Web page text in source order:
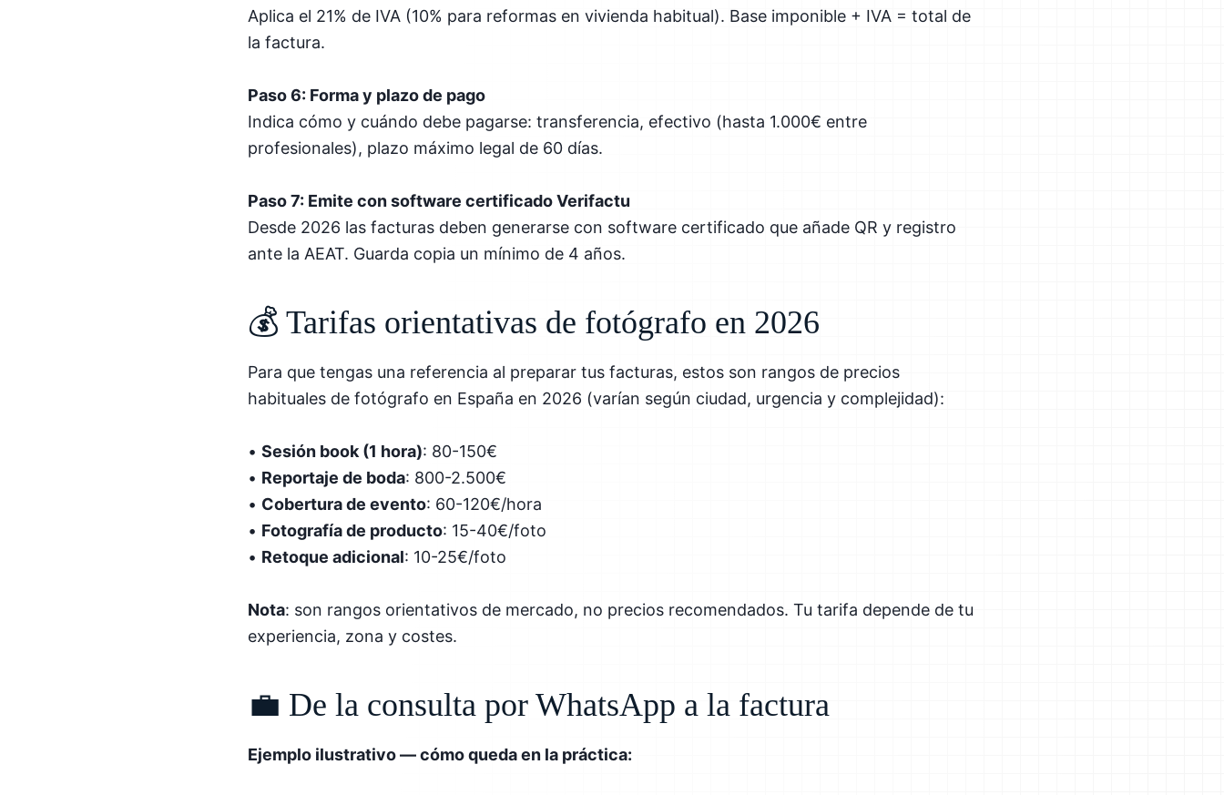
Aplica el 21% de IVA (10% para reformas en vivienda habitual). Base imponible + IVA = total de
la factura.
Paso 6: Forma y plazo de pago
Indica cómo y cuándo debe pagarse: transferencia, efectivo (hasta 1.000€ entre
profesionales), plazo máximo legal de 60 días.
Paso 7: Emite con software certificado Verifactu
Desde 2026 las facturas deben generarse con software certificado que añade QR y registro
ante la AEAT. Guarda copia un mínimo de 4 años.
💰 Tarifas orientativas de fotógrafo en 2026
Para que tengas una referencia al preparar tus facturas, estos son rangos de precios
habituales de fotógrafo en España en 2026 (varían según ciudad, urgencia y complejidad):
• Sesión book (1 hora): 80-150€
• Reportaje de boda: 800-2.500€
• Cobertura de evento: 60-120€/hora
• Fotografía de producto: 15-40€/foto
• Retoque adicional: 10-25€/foto
Nota: son rangos orientativos de mercado, no precios recomendados. Tu tarifa depende de tu
experiencia, zona y costes.
💼 De la consulta por WhatsApp a la factura
Ejemplo ilustrativo — cómo queda en la práctica: